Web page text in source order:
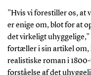
”Hvis vi forestiller os, at
er enige om, blot for at
det virkeligt
fortæller i sin artikel om,
realistiske roman i
forståelse af det